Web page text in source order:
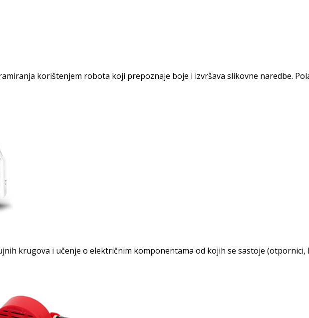
korištenjem robota koji prepoznaje boje i izvršava slikovne naredbe.
krugova i učenje o električnim komponentama od kojih se sastoje (otpornici,